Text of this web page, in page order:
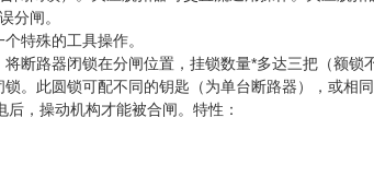
分闸。
特殊的工具操作。
断路器闭锁在分闸位置，挂锁数量*多达三把（额锁
。此圆锁可配不同的钥匙（为单台断路器），或相
，操动机构才能被合闸。特性：